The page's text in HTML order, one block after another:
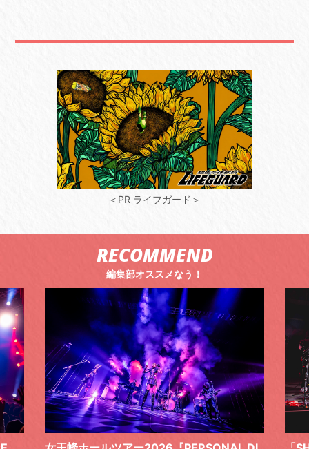
＜PR ライフガード＞
RECOMMEND
編集部オススメなう！